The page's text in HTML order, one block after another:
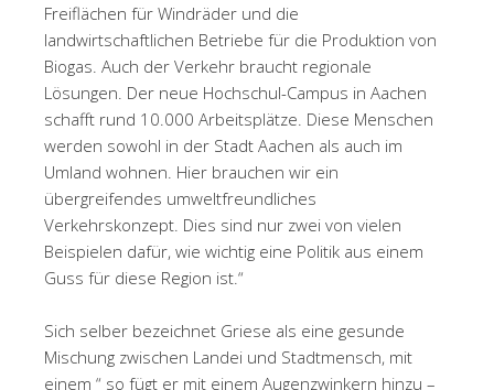
Freiflächen für Windräder und die
landwirtschaftlichen Betriebe für die Produktion von
Biogas. Auch der Verkehr braucht regionale
Lösungen. Der neue Hochschul-Campus in Aachen
schafft rund 10.000 Arbeitsplätze. Diese Menschen
werden sowohl in der Stadt Aachen als auch im
Umland wohnen. Hier brauchen wir ein
übergreifendes umweltfreundliches
Verkehrskonzept. Dies sind nur zwei von vielen
Beispielen dafür, wie wichtig eine Politik aus einem
Guss für diese Region ist.“
Sich selber bezeichnet Griese als eine gesunde
Mischung zwischen Landei und Stadtmensch, mit
einem “ so fügt er mit einem Augenzwinkern hinzu –